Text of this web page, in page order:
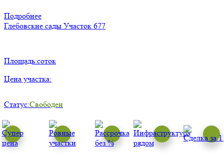
Подробнее
Глебовские сады Участок 677
Площадь:соток
Цена участка:
Статус:Свободен